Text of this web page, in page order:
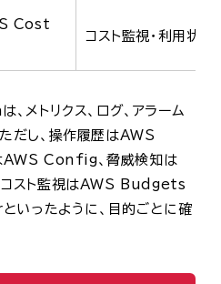
Cost
コスト監視・利用状況
トリクス、ログ、アラーム
だし、操作履歴はAWS
Config、脅威検知は
スト監視はAWS Budgets
ったように、目的ごとに確